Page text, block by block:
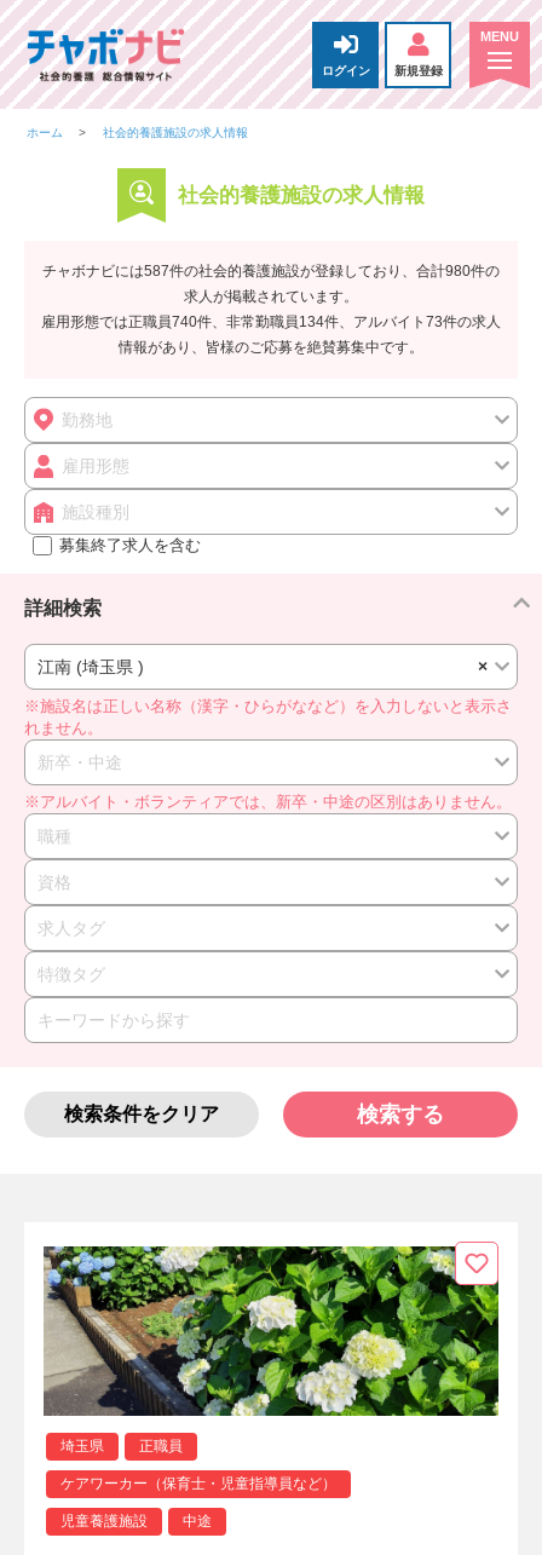
ログイン 新規登録
ホーム 社会的養護施設の求人情報
社会的養護施設の求人情報
チャボナビには587件の社会的養護施設が登録しており、合計980件の
求人が掲載されています。
雇用形態では正職員740件、非常勤職員134件、アルバイト73件の求人
情報があり、皆様のご応募を絶賛募集中です。
勤務地
雇用形態
施設種別
募集終了求人を含む
詳細検索
×
江南 (埼玉県 )
※施設名は正しい名称（漢字・ひらがななど）を入力しないと表示さ
れません。
新卒・中途
※アルバイト・ボランティアでは、新卒・中途の区別はありません。
職種
資格
求人タグ
特徴タグ
検索条件をクリア 検索する
埼玉県 正職員
ケアワーカー（保育士・児童指導員など）
児童養護施設 中途